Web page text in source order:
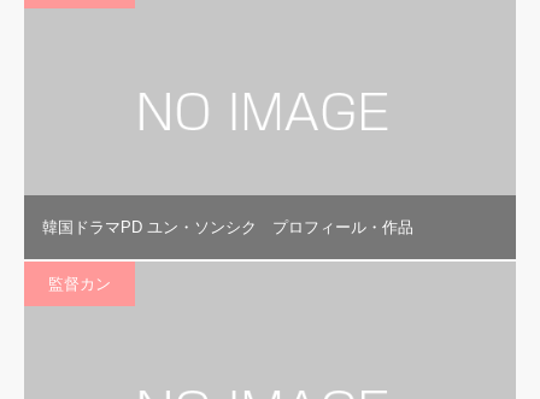
韓国ドラマPD ユン・ソンシク プロフィール・作品
監督カン